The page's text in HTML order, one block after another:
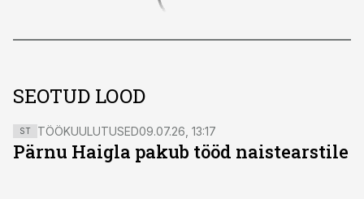
SEOTUD LOOD
ST TÖÖKUULUTUSED09.07.26, 13:17
Pärnu Haigla pakub tööd naistearstile